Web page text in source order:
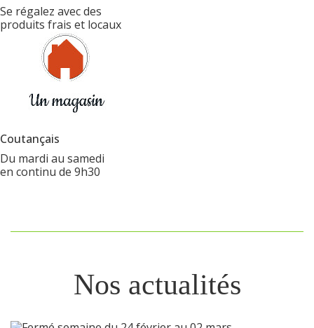
Se régalez avec des
produits frais et locaux
Coutançais
Du mardi au samedi
en continu de 9h30
Nos actualités